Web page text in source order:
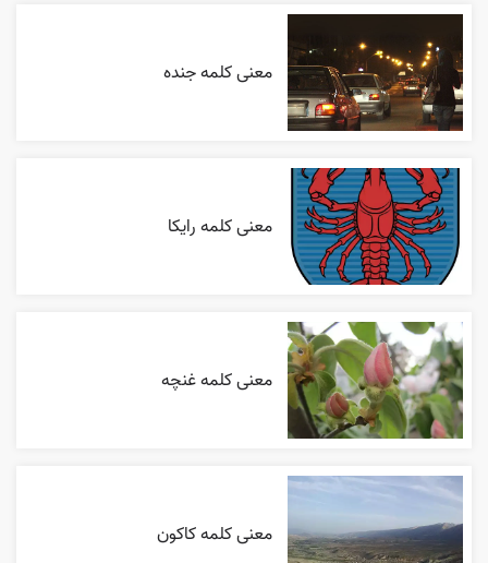
معنی کلمه جنده
معنی کلمه رایکا
معنی کلمه غنچه
معنی کلمه کاکون